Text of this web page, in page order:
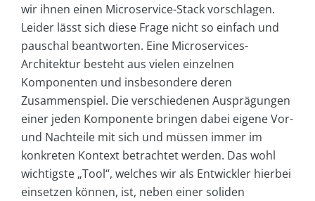
wir ihnen einen Microservice-Stack vorschlagen.
Leider lässt sich diese Frage nicht so einfach und
pauschal beantworten. Eine Microservices-
Architektur besteht aus vielen einzelnen
Komponenten und insbesondere deren
Zusammenspiel. Die verschiedenen Ausprägungen
einer jeden Komponente bringen dabei eigene Vor-
und Nachteile mit sich und müssen immer im
konkreten Kontext betrachtet werden. Das wohl
wichtigste „Tool“, welches wir als Entwickler hierbei
einsetzen können, ist, neben einer soliden